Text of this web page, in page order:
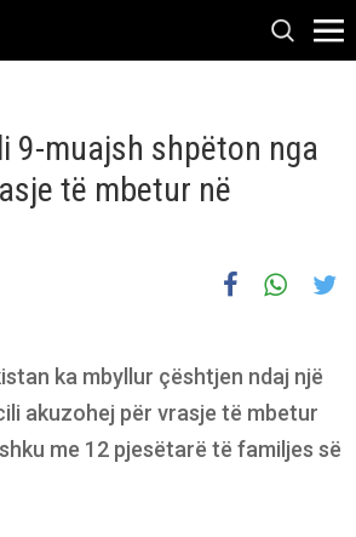
9-muajsh shpëton nga
të mbetur në
ka mbyllur çështjen ndaj një
akuzohej për vrasje të mbetur
me 12 pjesëtarë të familjes së